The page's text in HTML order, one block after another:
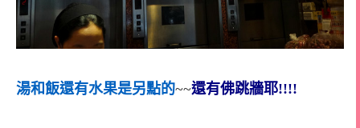
湯和飯還有水果是另點的~~還有佛跳牆耶!!!!